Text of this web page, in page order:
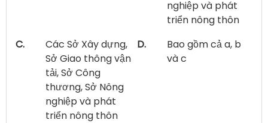
nghiệp và phát
triển nông thôn
C.
Các Sở Xây dựng,
Sở Giao thông vận
tải, Sở Công
thương, Sở Nông
nghiệp và phát
triển nông thôn
D.
Bao gồm cả a, b
và c